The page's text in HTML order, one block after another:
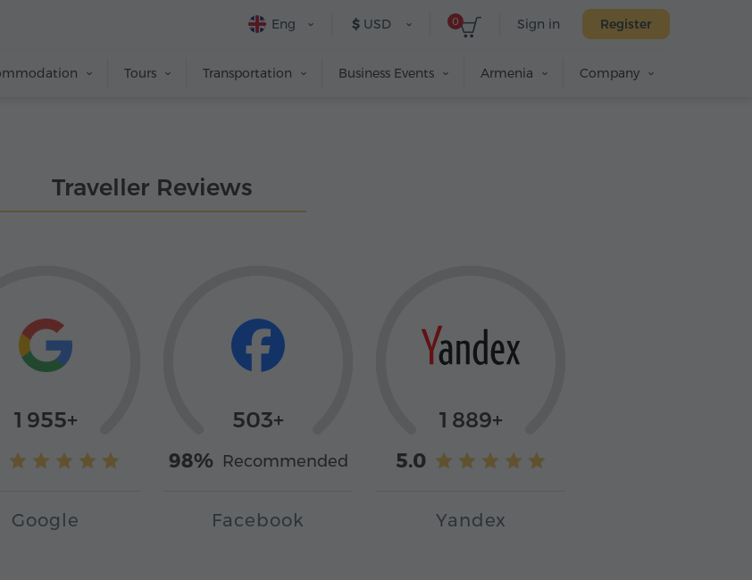
Sign in Register
0
$ USD
Eng
Tours Transportation Business Events Armenia Company
Traveller Reviews
1 955+
Google
503+
98% Recommended
Facebook
1 889+
5.0
Yandex